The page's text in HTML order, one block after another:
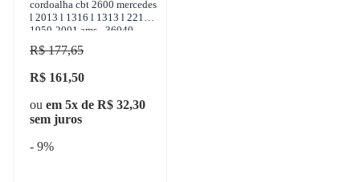
cordoalha cbt 2600 mercedes
l 2013 l 1316 l 1313 l 2213
1950-2001 ams - 36040
R$ 177,65
R$ 161,50
ou em 5x de R$ 32,30
sem juros
- 9%